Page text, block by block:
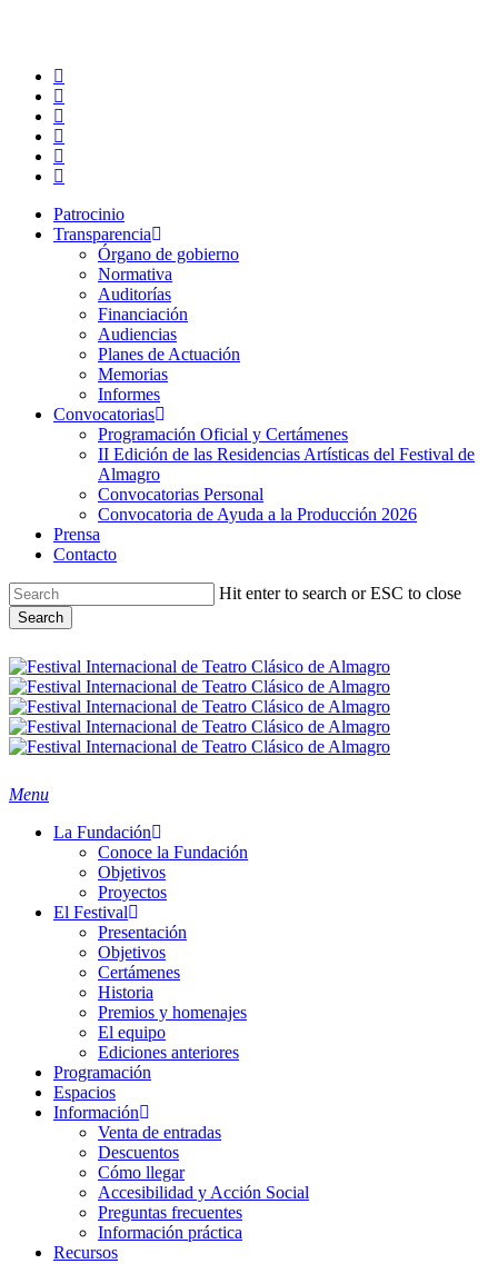
twitter
facebook
linkedin
youtube
instagram
flickr
Patrocinio
Transparencia
Órgano de gobierno
Normativa
Auditorías
Financiación
Audiencias
Planes de Actuación
Memorias
Informes
Convocatorias
Programación Oficial y Certámenes
II Edición de las Residencias Artísticas del Festival de
Almagro
Convocatorias Personal
Convocatoria de Ayuda a la Producción 2026
Prensa
Contacto
Hit enter to search or ESC to close
Search
Close
Search
search
Menu
La Fundación
Conoce la Fundación
Objetivos
Proyectos
El Festival
Presentación
Objetivos
Certámenes
Historia
Premios y homenajes
El equipo
Ediciones anteriores
Programación
Espacios
Información
Venta de entradas
Descuentos
Cómo llegar
Accesibilidad y Acción Social
Preguntas frecuentes
Información práctica
Recursos